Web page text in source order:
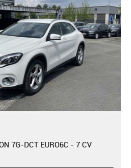
7G-DCT EURO6C - 7 CV